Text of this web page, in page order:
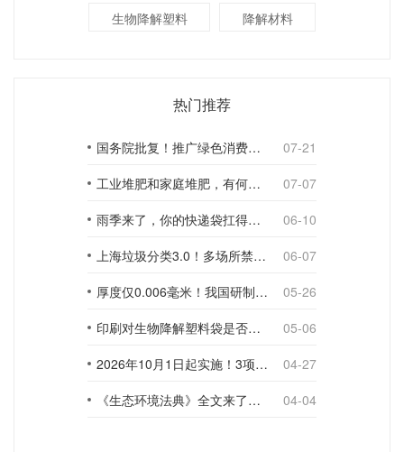
生物降解塑料 降解材料
热门推荐
国务院批复！推广绿色消费，引导使用环保可降解包装材料
07-21
工业堆肥和家庭堆肥，有何不同？
07-07
雨季来了，你的快递袋扛得住吗？
06-10
上海垃圾分类3.0！多场所禁止使用一次性塑料袋；推动快递包装绿色转型
06-07
厚度仅0.006毫米！我国研制出超薄型全生物降解渗水地膜
05-26
印刷对生物降解塑料袋是否构成影响？
05-06
2026年10月1日起实施！3项生物降解能力检测新国标
04-27
《生态环境法典》全文来了！降解材料、生物基应用与包装环保规范
04-04